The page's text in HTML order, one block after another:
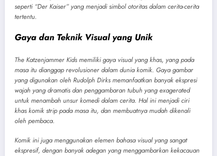
seperti “Der Kaiser” yang menjadi simbol otoritas dalam cerita-cerita
tertentu.
Gaya dan Teknik Visual yang Unik
The Katzenjammer Kids memiliki gaya visual yang khas, yang pada
masa itu dianggap revolusioner dalam dunia komik. Gaya gambar
yang digunakan oleh Rudolph Dirks memanfaatkan banyak ekspresi
wajah yang dramatis dan penggambaran tubuh yang exagerated
untuk menambah unsur komedi dalam cerita. Hal ini menjadi ciri
khas komik strip pada masa itu, dan membuatnya mudah dikenali
oleh pembaca.
Komik ini juga menggunakan elemen bahasa visual yang sangat
ekspresif, dengan banyak adegan yang menggambarkan kekacauan